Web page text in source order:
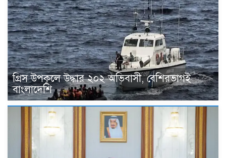
গ্রিস উপকূলে উদ্ধার ২০২ অভিবাসী, বেশিরভাগই
বাংলাদেশি